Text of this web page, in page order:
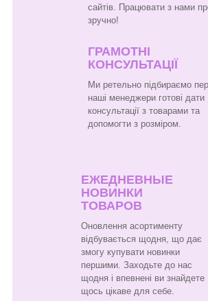
сайтів. Працювати з нами
зручно!
ГРАМОТНІ
КОНСУЛЬТАЦІЇ
Ми ретельно підбираємо
наші менеджери готові дати
консультації з товарами та
допомогти з розміром.
ЕЖЕДНЕВНЫЕ
НОВИНКИ
ТОВАРОВ
Оновлення асортименту
відбувається щодня, що дає
змогу купувати новинки
першими. Заходьте до нас
щодня і впевнені ви знайдете
щось цікаве для себе.